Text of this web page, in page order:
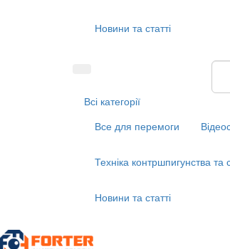
Новини та статті
Всі категорії
Все для перемоги
Техніка контршпигунства
Новини та статті